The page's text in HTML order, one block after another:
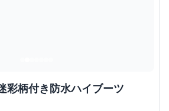
彩柄付き防水ハイブーツ